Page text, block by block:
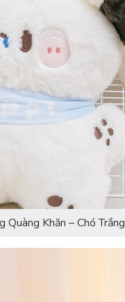
Quàng Khăn – Chó Trắng